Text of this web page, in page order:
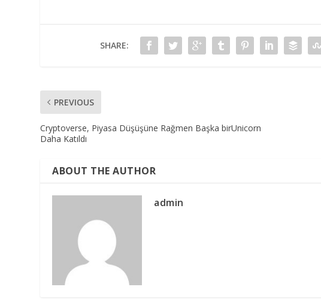
SHARE:
PREVIOUS
Cryptoverse, Piyasa Düşüşüne Rağmen Başka birUnicorn
Daha Katıldı
ABOUT THE AUTHOR
admin